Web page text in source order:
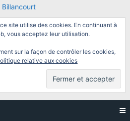
Billancourt
site utilise des cookies. En continuant à
vous acceptez leur utilisation.
sur la façon de contrôler les cookies,
relative aux cookies